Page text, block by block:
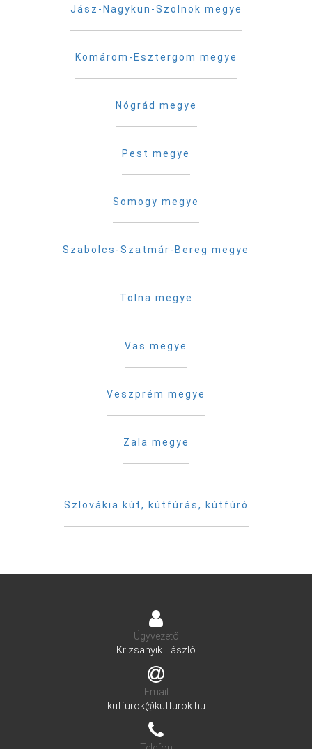
Jász-Nagykun-Szolnok megye
Komárom-Esztergom megye
Nógrád megye
Pest megye
Somogy megye
Szabolcs-Szatmár-Bereg megye
Tolna megye
Vas megye
Veszprém megye
Zala megye
Szlovákia kút, kútfúrás, kútfúró
Ügyvezető
Krizsanyik László
Email
kutfurok@kutfurok.hu